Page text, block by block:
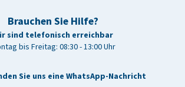
Brauchen Sie Hilfe?
sind telefonisch erreichbar
bis Freitag: 08:30 - 13:00 Uhr
Sie uns eine WhatsApp-Nachricht